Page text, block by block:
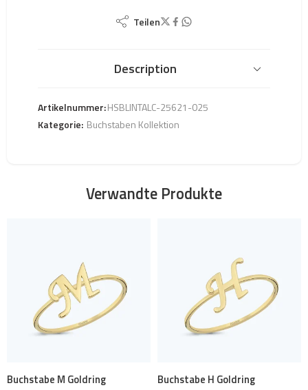
Teilen
Description
Artikelnummer:HSBLINTALC-25621-025
Kategorie: Buchstaben Kollektion
Verwandte Produkte
Buchstabe M Goldring Buchstabe H Goldring